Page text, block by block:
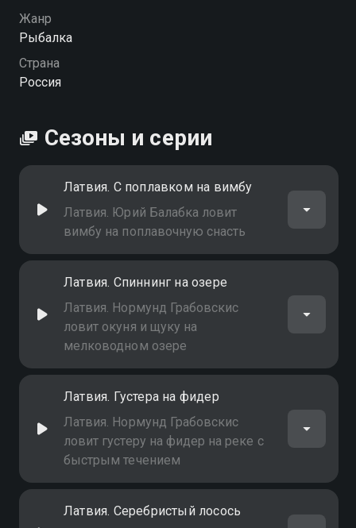
Посмотреть онлайн сезон сериала На рыбалку
каждый день вы можете совершенно бесплатно в
хорошем HD качестве на Смотрёшке
Жанр
Рыбалка
Страна
Россия
Сезоны и серии
Латвия. С поплавком на вимбу
Латвия. Юрий Балабка ловит
вимбу на поплавочную снасть
Латвия. Спиннинг на озере
Латвия. Нормунд Грабовскис
ловит окуня и щуку на
мелководном озере
Латвия. Густера на фидер
Латвия. Нормунд Грабовскис
ловит густеру на фидер на реке с
быстрым течением
Латвия. Серебристый лосось